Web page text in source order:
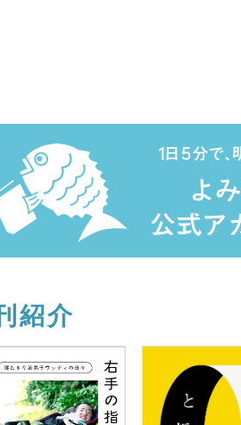
2024.7.15
加害者と距離をとる
2024.6.17
男女の性差とDV【
紹介